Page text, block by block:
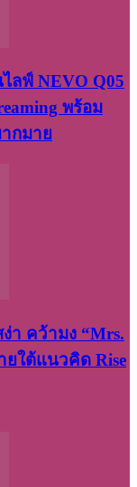
ลฟ์ NEVO Q05
พร้อม
กมาย
า คว้ามง “Mrs.
ยใต้แนวคิด Rise